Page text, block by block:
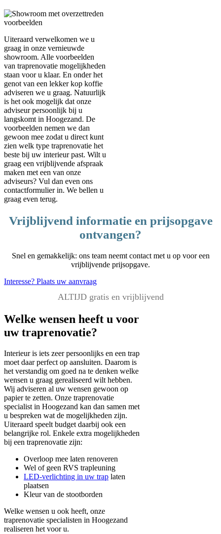
Uiteraard verwelkomen we u
graag in onze vernieuwde
showroom. Alle voorbeelden
van traprenovatie mogelijkheden
staan voor u klaar. En onder het
genot van een lekker kop koffie
adviseren we u graag. Natuurlijk
is het ook mogelijk dat onze
adviseur persoonlijk bij u
langskomt in Hoogezand. De
voorbeelden nemen we dan
gewoon mee zodat u direct kunt
zien welk type traprenovatie het
beste bij uw interieur past. Wilt u
graag een vrijblijvende afspraak
maken met een van onze
adviseurs? Vul dan even ons
contactformulier in. We bellen u
graag even terug.
Vrijblijvend informatie en prijsopgave
ontvangen?
Snel en gemakkelijk: ons team neemt contact met u op voor een
vrijblijvende prijsopgave.
Interesse? Plaats uw aanvraag
ALTIJD gratis en vrijblijvend
Welke wensen heeft u voor
uw traprenovatie?
Interieur is iets zeer persoonlijks en een trap
moet daar perfect op aansluiten. Daarom is
het verstandig om goed na te denken welke
wensen u graag gerealiseerd wilt hebben.
Wij adviseren al uw wensen gewoon op
papier te zetten. Onze traprenovatie
specialist in Hoogezand kan dan samen met
u bespreken wat de mogelijkheden zijn.
Uiteraard speelt budget daarbij ook een
belangrijke rol. Enkele extra mogelijkheden
bij een traprenovatie zijn:
Overloop mee laten renoveren
Wel of geen RVS trapleuning
LED-verlichting in uw trap laten
plaatsen
Kleur van de stootborden
Welke wensen u ook heeft, onze
traprenovatie specialisten in Hoogezand
realiseren het voor u.